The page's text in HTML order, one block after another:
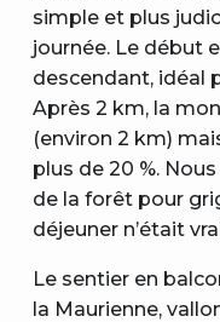
simple et plus
journée. Le début
descendant, idéal
Après 2 km, la
(environ 2 km)
plus de 20 %.
de la forêt pour
déjeuner n’était
Le sentier en
la Maurienne,